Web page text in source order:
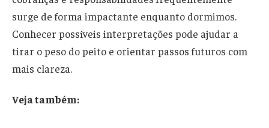
surge de forma impactante enquanto dormimos.
Conhecer possíveis interpretações pode ajudar a
tirar o peso do peito e orientar passos futuros com
mais clareza.
Veja também: